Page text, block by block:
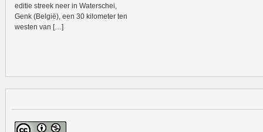
editie streek neer in Waterschei,
Genk (België), een 30 kilometer ten
westen van […]